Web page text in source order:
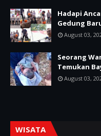
Hadapi
Gedung
August 03,
Seorang
Temukan
August 03,
WISATA